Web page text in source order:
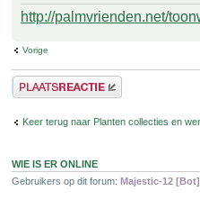
http://palmvrienden.net/
Vorige
Plaats een reactie
Keer terug naar Planten collecties en
WIE IS ER ONLINE
Gebruikers op dit forum: Majestic-12 [Bot]